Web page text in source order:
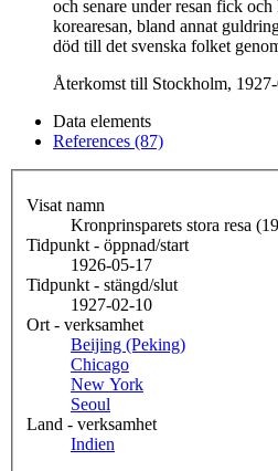
och senare under resan fick
korearesan, bland annat
död till det svenska folket
Återkomst till Stockholm,
Data elements
References (87)
Visat namn
Kronprinsparets stora resa
Tidpunkt - öppnad/start
1926-05-17
Tidpunkt - stängd/slut
1927-02-10
Ort - verksamhet
Beijing (Peking)
Chicago
New York
Seoul
Land - verksamhet
Indien